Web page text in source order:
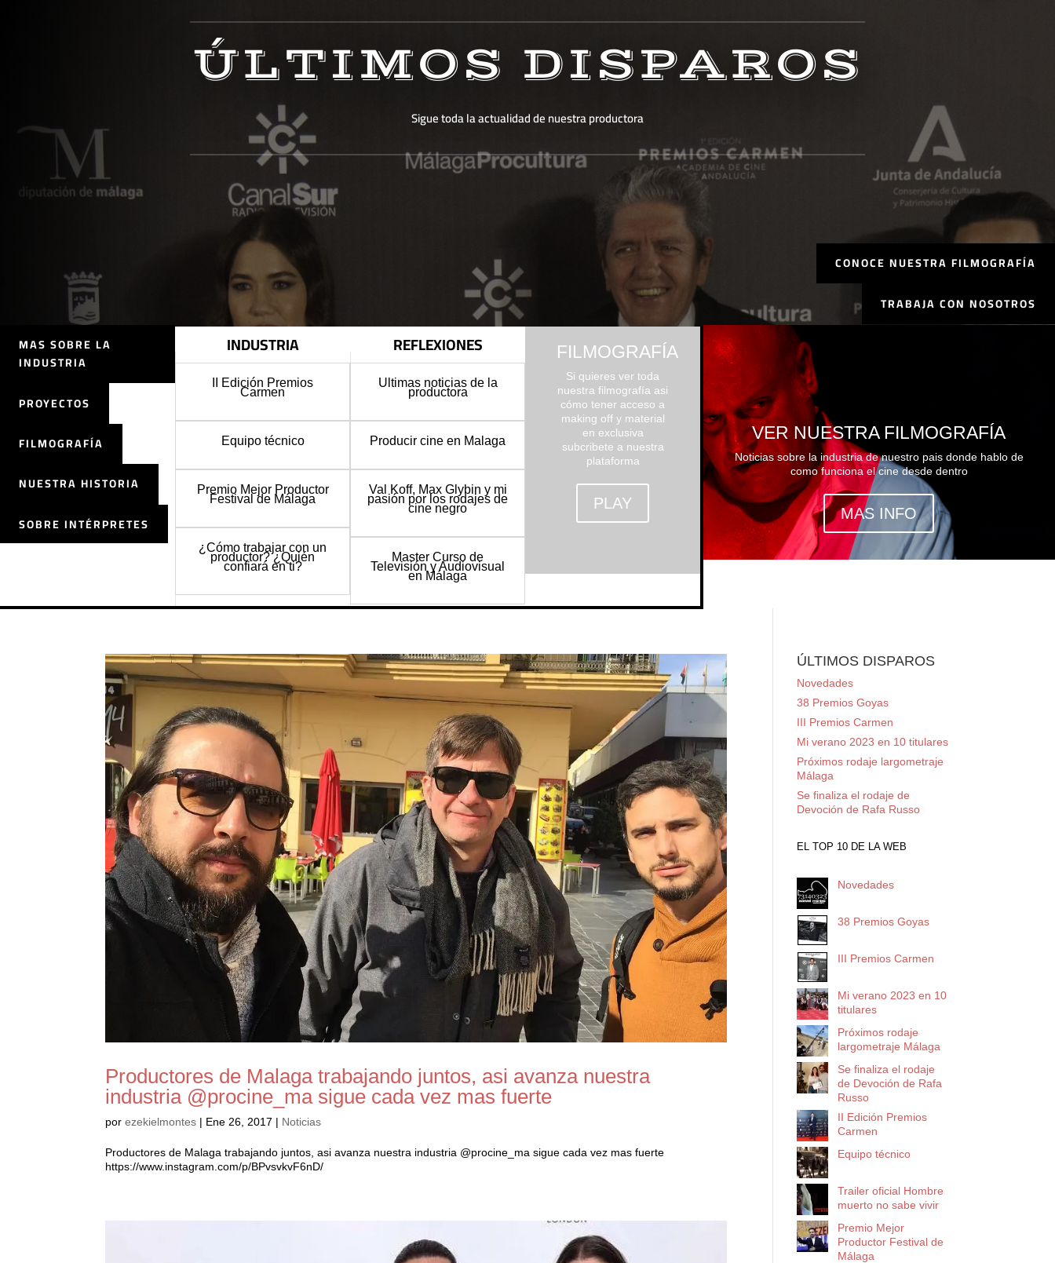
ÚLTIMOS DISPAROS
Sigue toda la actualidad de nuestra productora
MAS SOBRE LA
INDUSTRIA
PROYECTOS
FILMOGRAFÍA
NUESTRA HISTORIA
SOBRE INTÉRPRETES
INDUSTRIA
II Edición Premios
Carmen
Equipo técnico
Premio Mejor Productor
Festival de Málaga
¿Cómo trabajar con un
productor? ¿Quién
confiará en ti?
REFLEXIONES
Ultimas noticias de la
productora
Producir cine en Malaga
Val Koff, Max Glybin y mi
pasión por los rodajes de
cine negro
Master Curso de
Televisión y Audiovisual
en Málaga
FILMOGRAFÍA
Si quieres ver toda
nuestra filmografía asi
cómo tener acceso a
making off y material
en exclusiva
subcribete a nuestra
plataforma
PLAY
CONOCE NUESTRA FILMOGRAFÍA
TRABAJA CON NOSOTROS
VER NUESTRA FILMOGRAFÍA
Noticias sobre la industria de nuestro pais donde hablo de
como funciona el cine desde dentro
MAS INFO
Productores de Malaga trabajando juntos, asi avanza nuestra
industria @procine_ma sigue cada vez mas fuerte
porezekielmontes | Ene 26, 2017 | Noticias
Productores de Malaga trabajando juntos, asi avanza nuestra industria @procine_ma sigue cada vez mas fuerte
https://www.instagram.com/p/BPvsvkvF6nD/
ÚLTIMOS DISPAROS
Novedades
38 Premios Goyas
III Premios Carmen
Mi verano 2023 en 10 titulares
Próximos rodaje largometraje
Málaga
Se finaliza el rodaje de
Devoción de Rafa Russo
EL TOP 10 DE LA WEB
Novedades
38 Premios Goyas
III Premios Carmen
Mi verano 2023 en 10
titulares
Próximos rodaje
largometraje Málaga
Se finaliza el rodaje
de Devoción de Rafa
Russo
II Edición Premios
Carmen
Equipo técnico
Trailer oficial Hombre
muerto no sabe vivir
Premio Mejor
Productor Festival de
Málaga